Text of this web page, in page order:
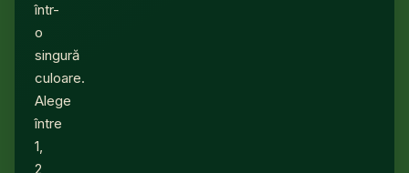
într-
o
singură
culoare.
Alege
între
1,
2